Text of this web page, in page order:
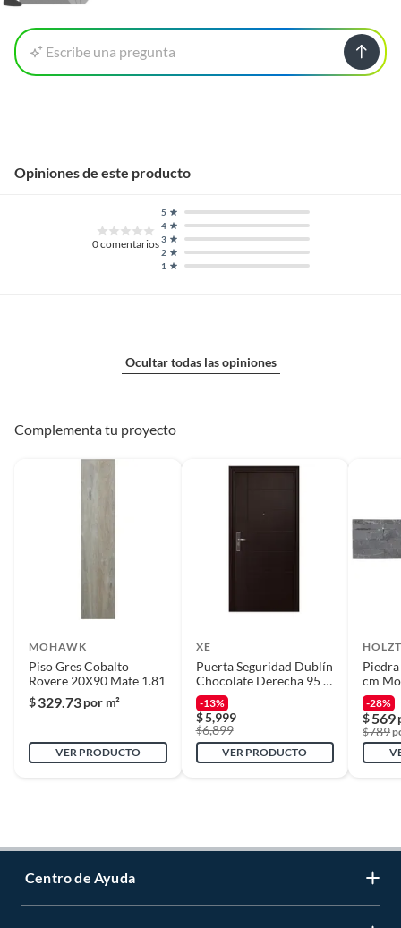
Rendimiento por caja
Resistencia a
Resistencia al
No Aplica
Textura de superficie
No Rectificado
Unidades por
empaque
7 unidad(es)
Uso Muro
Escribe una pregunta
Opiniones de este producto
0comentarios
1
2
3
4
5
Ocultar todas las opiniones
Complementa tu proyecto
MOHAWK
Piso Gres Cobalto
Rovere 20X90 Mate 1.81
$329.73por m²
VER PRODUCTO
XE
Puerta Seguridad Dublín
Chocolate Derecha 95 x
215 cm
-13%
$5,999
$6,899
VER PRODUCTO
cm
m2
-28%
$569
$789
Centro de Ayuda